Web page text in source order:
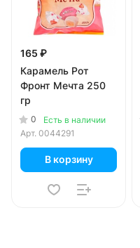
165 ₽
Карамель Рот
Фронт Мечта 250
гр
0
Есть в наличии
Арт. 0044291
В корзину